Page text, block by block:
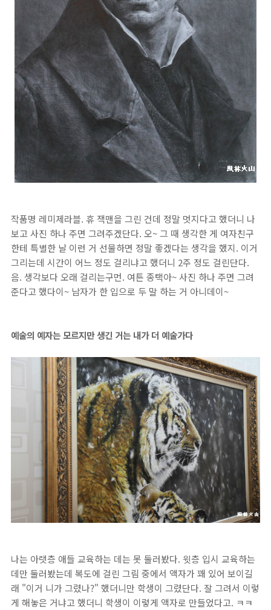
작품명 레미제라블. 휴 잭맨을 그린 건데 정말 멋지다고 했더니 나
보고 사진 하나 주면 그려주겠단다. 오~ 그 때 생각한 게 여자친구
한테 특별한 날 이런 거 선물하면 정말 좋겠다는 생각을 했지. 이거
그리는데 시간이 어느 정도 걸리냐고 했더니 2주 정도 걸린단다.
음. 생각보다 오래 걸리는구먼. 여튼 종택아~ 사진 하나 주면 그려
준다고 했다이~ 남자가 한 입으로 두 말 하는 거 아니데이~
예술의 예자는 모르지만 생긴 거는 내가 더 예술가다
나는 아랫층 애들 교육하는 데는 못 둘러봤다. 윗층 입시 교육하는
데만 둘러봤는데 복도에 걸린 그림 중에서 액자가 꽤 있어 보이길
래 "이거 니가 그렸나?" 했더니만 학생이 그렸단다. 잘 그려서 이렇
게 해놓은 거냐고 했더니 학생이 이렇게 액자로 만들었다고. ㅋㅋ